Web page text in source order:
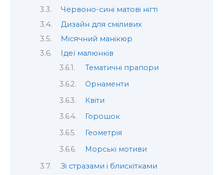
Червоно-сині матові нігті
Дизайн для сміливих
Місячний манікюр
Ідеї малюнків
Тематичні прапори
Орнаменти
Квіти
Горошок
Геометрія
Морські мотиви
Зі стразами і блискітками